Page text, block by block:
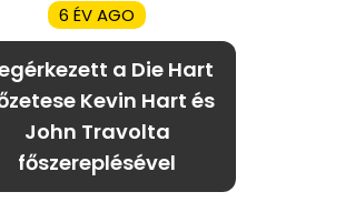
6 ÉV AGO
a Die Hart
Kevin Hart és
John Travolta
főszereplésével